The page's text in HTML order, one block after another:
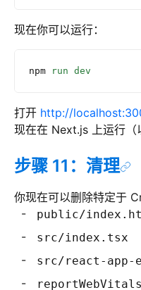
现在你可以运行：
npm run dev
打开 http://
现在在 Next.js 上运行（
步骤 11：清理
你现在可以删除特定于
public/
src/index.tsx
src/react-app-
reportWebVitals